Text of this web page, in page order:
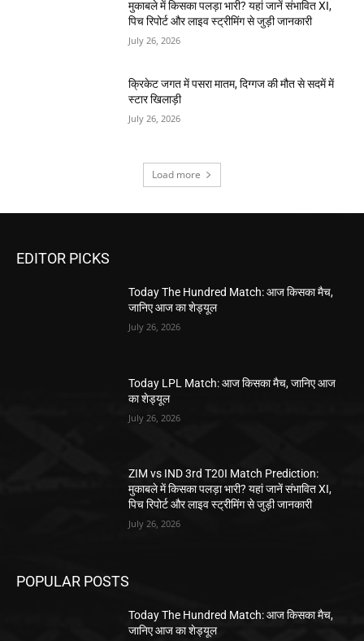
मुकाबले में किसका पलड़ा भारी? यहां जानें संभावित XI,
पिच रिपोर्ट और लाइव स्ट्रीमिंग से जुड़ी जानकारी
July 26, 2026
क्रिकेट जगत में पसरा मातम, दिग्गज की मौत से सदमें में
स्टार खिलाड़ी
July 26, 2026
Load more
EDITOR PICKS
Today The Hundred Match: आज किसका मैच,
जानिए आज का शेड्यूल
July 26, 2026
Today LPL Match: आज किसका मैच, जानिए आज
का शेड्यूल
July 26, 2026
ZIM vs IND 3rd T20I Match Prediction:
मुकाबले में किसका पलड़ा भारी? यहां जानें संभावित XI,
पिच रिपोर्ट और लाइव स्ट्रीमिंग से जुड़ी जानकारी
July 26, 2026
POPULAR POSTS
Today The Hundred Match: आज किसका मैच,
जानिए आज का शेड्यूल